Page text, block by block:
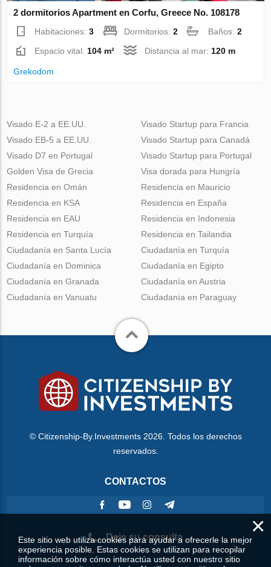
2 dormitorios Apartment en Corfu, Greece No. 108178
Habitaciones:3 Dormitorios:2 Baños:2
Espacio vital: 104 m² Distancia al mar: 120 m
Grekodom
Visado E-2 a EE.UU.
Visado EB-5 a EE.UU.
Visado D7 en Portugal
Golden Visa de Grecia
Visado Startup para Francia
Visado Startup para Canadá
Visado Startup para Portugal
Visa dorada para Hungría
Residencia en Omán
Residencia en KSA
Residencia en EAU
Residencia en Turquía
Residencia en Mauricio
Residencia en España
Residencia en Indonesia
Residencia en Tailandia
Ciudadanía en Santa Lucía
Ciudadanía en Dominica
Ciudadanía en Granada
Ciudadanía en Vanuatu
Ciudadanía en Turquía
Ciudadanía en Egipto
Ciudadanía en Austria
Ciudadanía en Paraguay
© Citizenship-By.Investments 2026. Todos los derechos
reservados.
CONTACTOS
Deje su consulta ×
Este sitio web utiliza cookies para ayudar a ofrecerle la mejor
experiencia posible. Estas cookies se utilizan para recopilar
información sobre cómo interactúa usted con nuestro sitio